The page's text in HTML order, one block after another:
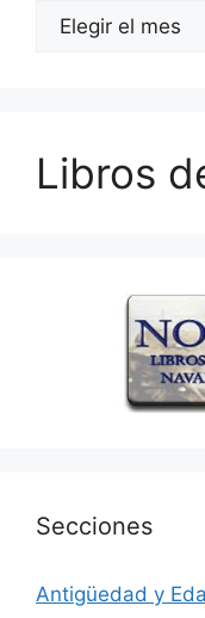
Archivos
Libros
Secciones
Antigüedad y